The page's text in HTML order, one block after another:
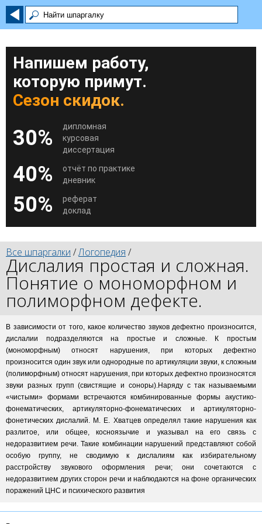
Напишем работу,
которую примут.
Сезон скидок.
30%
дипломная
курсовая
диссертация
40%
отчёт по практике
дневник
50%
реферат
доклад
Все шпаргалки /Логопедия /
Дислалия простая и сложная.
Понятие о мономорфном и
полиморфном дефекте.
В зависимости от того, какое количество звуков дефектно произносится,
дислалии подразделяются на простые и сложные. К простым
(мономорфным) относят нарушения, при которых дефектно
произносится один звук или однородные по артикуляции звуки, к сложным
(полиморфным) относят нарушения, при которых дефектно произносятся
звуки разных групп (свистящие и соноры).Наряду с так называемыми
«чистыми» формами встречаются комбинированные формы акустико-
фонематических, артикуляторно-фонематических и артикуляторно-
фонетических дислалий. М. Е. Хватцев определял такие нарушения как
разлитое, или общее, косноязычие и указывал на его связь с
недоразвитием речи. Такие комбинации нарушений представляют собой
особую группу, не сводимую к дислалиям как избирательному
расстройству звукового оформления речи; они сочетаются с
недоразвитием других сторон речи и наблюдаются на фоне органических
поражений ЦНС и психического развития